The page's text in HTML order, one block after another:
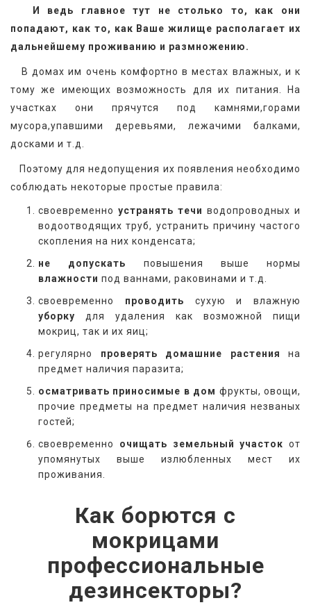
И ведь главное тут не столько то, как они
попадают, как то, как Ваше жилище располагает их
дальнейшему проживанию и размножению.
В домах им очень комфортно в местах влажных, и к
тому же имеющих возможность для их питания. На
участках они прячутся под камнями,горами
мусора,упавшими деревьями, лежачими балками,
досками и т.д.
Поэтому для недопущения их появления необходимо
соблюдать некоторые простые правила:
своевременно устранять течи водопроводных и
водоотводящих труб, устранить причину частого
скопления на них конденсата;
не допускать повышения выше нормы
влажности под ваннами, раковинами и т.д.
своевременно проводить сухую и влажную
уборку для удаления как возможной пищи
мокриц, так и их яиц;
регулярно проверять домашние растения на
предмет наличия паразита;
осматривать приносимые в дом фрукты, овощи,
прочие предметы на предмет наличия незваных
гостей;
своевременно очищать земельный участок от
упомянутых выше излюбленных мест их
проживания.
Как борются с
мокрицами
профессиональные
дезинсекторы?